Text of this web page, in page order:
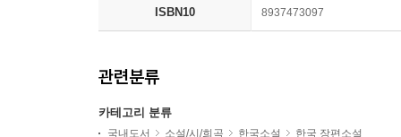
ISBN10 8937473097
관련분류
카테고리 분류
국내도서 소설/시/희곡 한국소설 한국 장편소설